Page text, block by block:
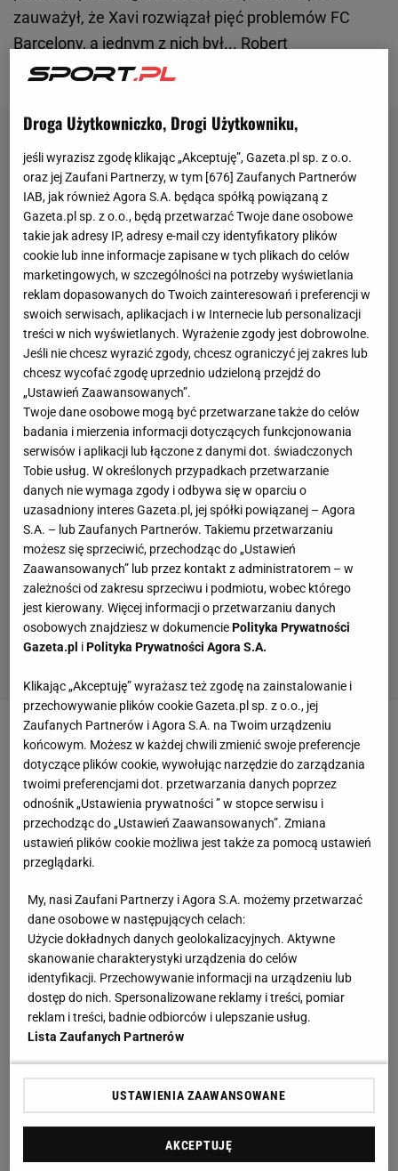
zauważył, że Xavi rozwiązał pięć problemów FC
Barcelony, a jednym z nich był... Robert
Lewandowski.
Zobacz wideoKrzynówek wskazał wzór dla
Santosa. "Szatnia była razem z nim"
Lewandowski miał być problemem Barcelony. Xavi
go ujarzmił
"Polski napastnik przybył do Barcelony bez niczego
do udowodnienia. WBayernie Monachium
absolutnie wszystko, a jego nazwisko było już wśród
najlepszych na świecie. Chociaż przez cały czas
było jasne, że Lewandowski jest bardzo
zmotywowany do przejścia do Barcelony, istniały
pewne wątpliwości co do tego, jak wpasuje się w
nową ligę i niedoświadczony zespół." - pisze "Sport",
wskazując, że ego oraz zaangażowanie piłkarza
mogło stanowić problem.
Droga Użytkowniczko, Drogi Użytkowniku,
jeśli wyrazisz zgodę klikając „Akceptuję”, Gazeta.pl sp. z o.o.
oraz jej Zaufani Partnerzy, w tym [676] Zaufanych Partnerów
IAB, jak również Agora S.A. będąca spółką powiązaną z
Gazeta.pl sp. z o.o., będą przetwarzać Twoje dane osobowe
takie jak adresy IP, adresy e-mail czy identyfikatory plików
cookie lub inne informacje zapisane w tych plikach do celów
marketingowych, w szczególności na potrzeby wyświetlania
reklam dopasowanych do Twoich zainteresowań i preferencji w
swoich serwisach, aplikacjach i w Internecie lub personalizacji
treści w nich wyświetlanych. Wyrażenie zgody jest dobrowolne.
Jeśli nie chcesz wyrazić zgody, chcesz ograniczyć jej zakres lub
chcesz wycofać zgodę uprzednio udzieloną przejdź do
„Ustawień Zaawansowanych”.
Twoje dane osobowe mogą być przetwarzane także do celów
badania i mierzenia informacji dotyczących funkcjonowania
serwisów i aplikacji lub łączone z danymi dot. świadczonych
Tobie usług. W określonych przypadkach przetwarzanie
danych nie wymaga zgody i odbywa się w oparciu o
uzasadniony interes Gazeta.pl, jej spółki powiązanej – Agora
S.A. – lub Zaufanych Partnerów. Takiemu przetwarzaniu
możesz się sprzeciwić, przechodząc do „Ustawień
Zaawansowanych” lub przez kontakt z administratorem – w
zależności od zakresu sprzeciwu i podmiotu, wobec którego
jest kierowany. Więcej informacji o przetwarzaniu danych
osobowych znajdziesz w dokumenciePolityka Prywatności
Gazeta.pl iPolityka Prywatności Agora S.A.
Klikając „Akceptuję” wyrażasz też zgodę na zainstalowanie i
przechowywanie plików cookie Gazeta.pl sp. z o.o., jej
Zaufanych Partnerów i Agora S.A. na Twoim urządzeniu
końcowym. Możesz w każdej chwili zmienić swoje preferencje
dotyczące plików cookie, wywołując narzędzie do zarządzania
twoimi preferencjami dot. przetwarzania danych poprzez
odnośnik „Ustawienia prywatności ” w stopce serwisu i
przechodząc do „Ustawień Zaawansowanych”. Zmiana
ustawień plików cookie możliwa jest także za pomocą ustawień
przeglądarki.
My, nasi Zaufani Partnerzy i Agora S.A. możemy przetwarzać
dane osobowe w następujących celach:
Użycie dokładnych danych geolokalizacyjnych. Aktywne
skanowanie charakterystyki urządzenia do celów
identyfikacji. Przechowywanie informacji na urządzeniu lub
dostęp do nich. Spersonalizowane reklamy i treści, pomiar
reklam i treści, badnie odbiorców i ulepszanie usług.
Lista Zaufanych Partnerów
USTAWIENIA ZAAWANSOWANE
AKCEPTUJĘ